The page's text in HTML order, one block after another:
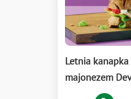
Letnia
majonezem